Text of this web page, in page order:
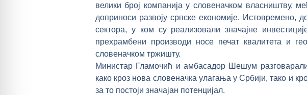
велики број компанија у словеначком власништву,
доприноси развоју српске економије. Истовремено,
сектора, у ком су реализовали значајне
прехрамбени производи носе печат квалитета и
словеначком тржишту.
Министар Гламочић и амбасадор Шешум
како кроз нова словеначка улагања у Србији, тако и
за то постоји значајан потенцијал.